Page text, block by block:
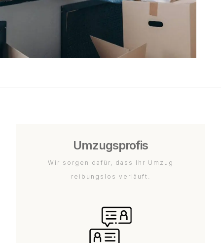
Umzugsprofis
Wir sorgen dafür, dass Ihr Umzug
reibungslos verläuft.